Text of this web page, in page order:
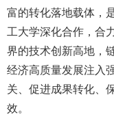
富的转化落地载体，
工大学深化合作，合
界的技术创新高地，
经济高质量发展注入
关、促进成果转化、
效。